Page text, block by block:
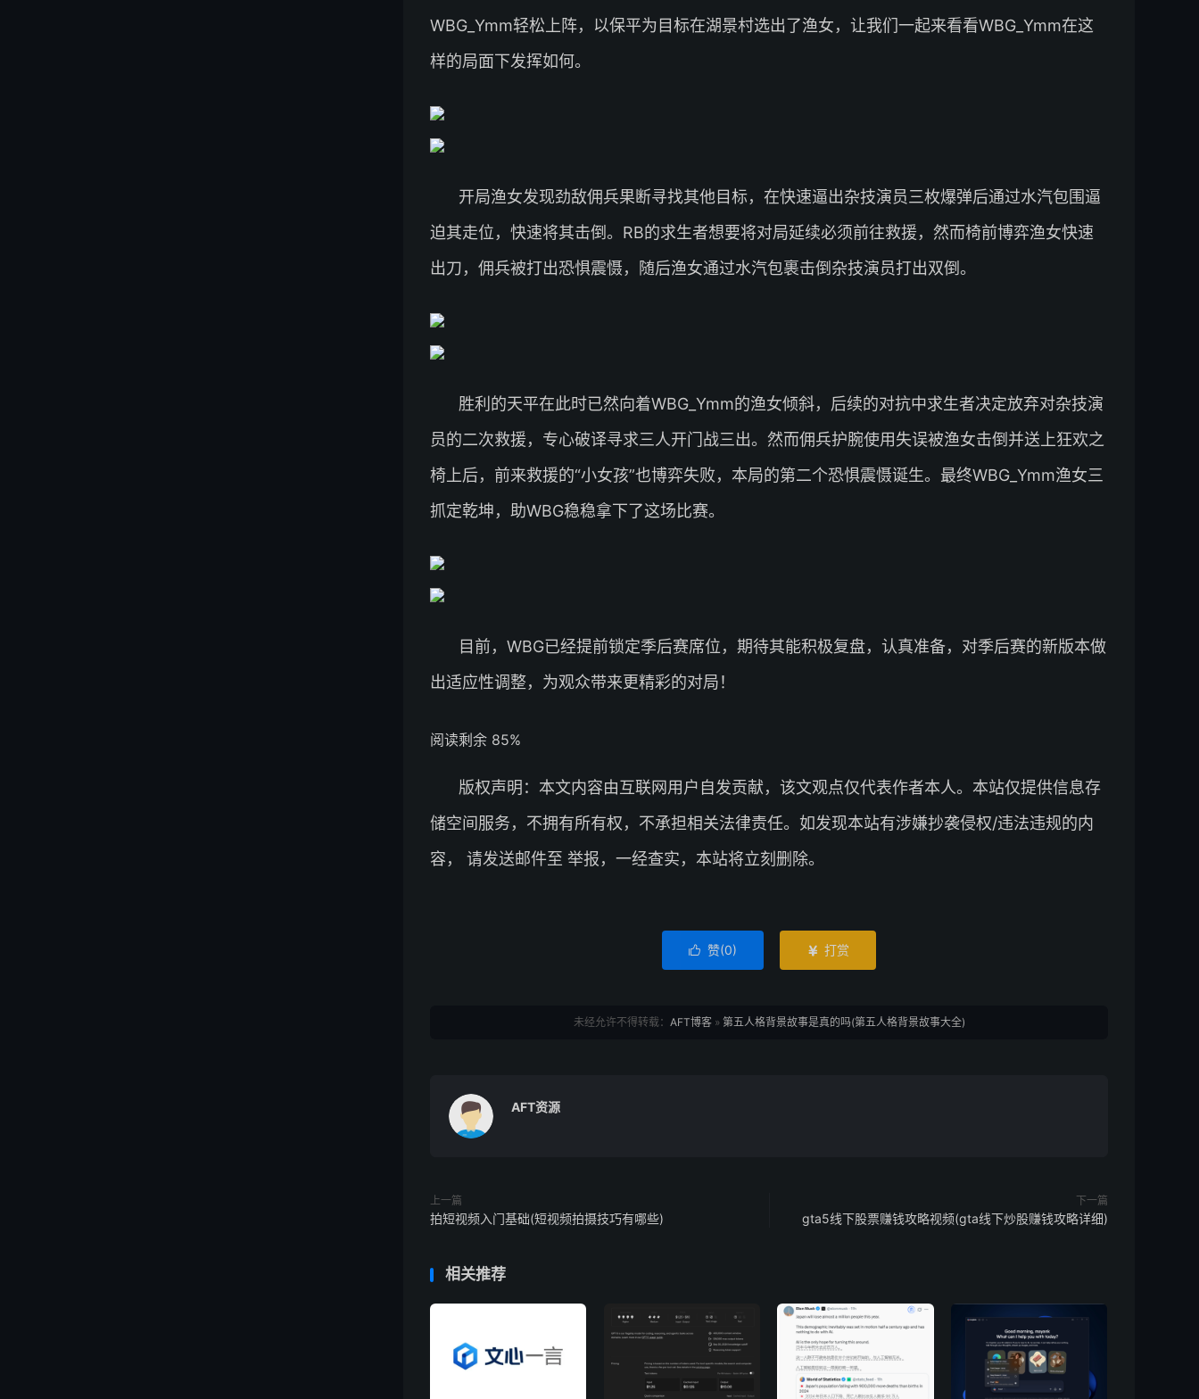
WBG_Ymm轻松上阵，以保平为目标在湖景村选出了渔女，让我们一起来看看WBG_Ymm在这
样的局面下发挥如何。
开局渔女发现劲敌佣兵果断寻找其他目标，在快速逼出杂技演员三枚爆弹后通过水汽包围逼
迫其走位，快速将其击倒。RB的求生者想要将对局延续必须前往救援，然而椅前博弈渔女快速
出刀，佣兵被打出恐惧震慑，随后渔女通过水汽包裹击倒杂技演员打出双倒。
胜利的天平在此时已然向着WBG_Ymm的渔女倾斜，后续的对抗中求生者决定放弃对杂技演
员的二次救援，专心破译寻求三人开门战三出。然而佣兵护腕使用失误被渔女击倒并送上狂欢之
椅上后，前来救援的“小女孩”也博弈失败，本局的第二个恐惧震慑诞生。最终WBG_Ymm渔女三
抓定乾坤，助WBG稳稳拿下了这场比赛。
目前，WBG已经提前锁定季后赛席位，期待其能积极复盘，认真准备，对季后赛的新版本做
出适应性调整，为观众带来更精彩的对局！
阅读剩余 85%
版权声明：本文内容由互联网用户自发贡献，该文观点仅代表作者本人。本站仅提供信息存
储空间服务，不拥有所有权，不承担相关法律责任。如发现本站有涉嫌抄袭侵权/违法违规的内
容， 请发送邮件至 举报，一经查实，本站将立刻删除。
 赞(0)  打赏
未经允许不得转载： AFT博客» 第五人格背景故事是真的吗(第五人格背景故事大全)
AFT资源
上一篇
拍短视频入门基础(短视频拍摄技巧有哪些)
下一篇
gta5线下股票赚钱攻略视频(gta线下炒股赚钱攻略详细)
相关推荐